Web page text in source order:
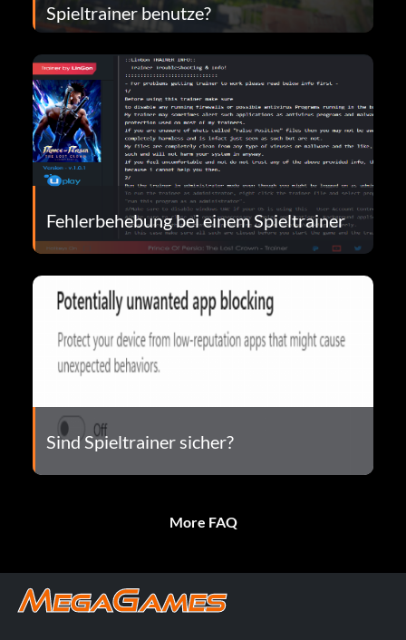
Spieltrainer benutze?
Fehlerbehebung bei einem Spieltrainer
Sind Spieltrainer sicher?
More FAQ